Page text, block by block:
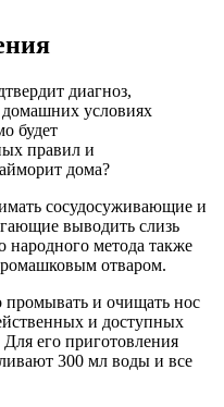
диагноз,
условиях
будет
правил и
дома?
сосудосуживающие и
выводить слизь
народного метода также
отваром.
промывать и очищать нос
и доступных
Для его приготовления
300 мл воды и все